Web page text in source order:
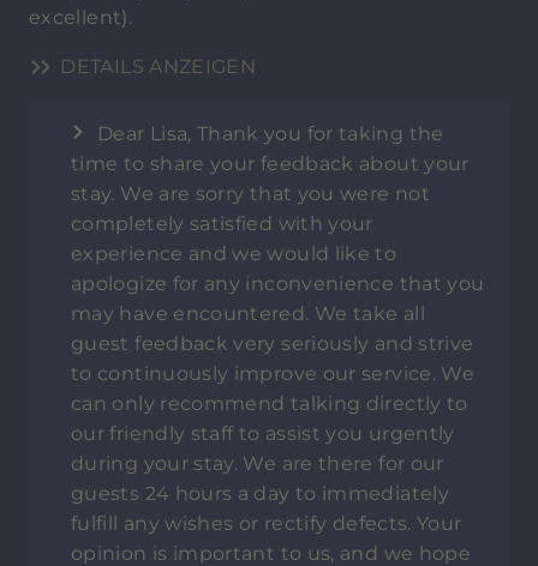
excellent).
DETAILS ANZEIGEN
Dear Lisa, Thank you for taking the
time to share your feedback about your
stay. We are sorry that you were not
completely satisfied with your
experience and we would like to
apologize for any inconvenience that you
may have encountered. We take all
guest feedback very seriously and strive
to continuously improve our service. We
can only recommend talking directly to
our friendly staff to assist you urgently
during your stay. We are there for our
guests 24 hours a day to immediately
fulfill any wishes or rectify defects. Your
opinion is important to us, and we hope